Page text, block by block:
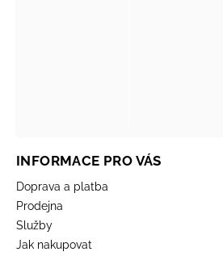
INFORMACE PRO VÁS
Doprava a platba
Prodejna
Služby
Jak nakupovat